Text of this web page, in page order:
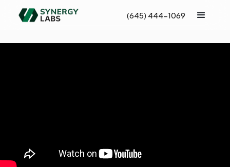
(645) 444-1069